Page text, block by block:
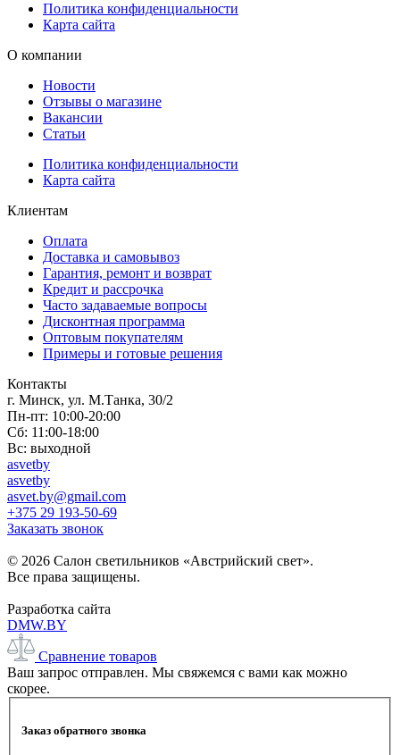
Политика конфиденциальности
Карта сайта
О компании
Новости
Отзывы о магазине
Вакансии
Статьи
Политика конфиденциальности
Карта сайта
Клиентам
Оплата
Доставка и самовывоз
Гарантия, ремонт и возврат
Кредит и рассрочка
Часто задаваемые вопросы
Дисконтная программа
Оптовым покупателям
Примеры и готовые решения
Контакты
г. Минск, ул. М.Танка, 30/2
Пн-пт: 10:00-20:00
Сб: 11:00-18:00
Вс: выходной
asvetby
asvetby
asvet.by@gmail.com
+375 29 193-50-69
Заказать звонок
© 2026 Салон светильников «Австрийский свет».
Все права защищены.
Разработка сайта
DMW.BY
Сравнение товаров
Ваш запрос отправлен. Мы свяжемся с вами как можно
скорее.
Заказ обратного звонка